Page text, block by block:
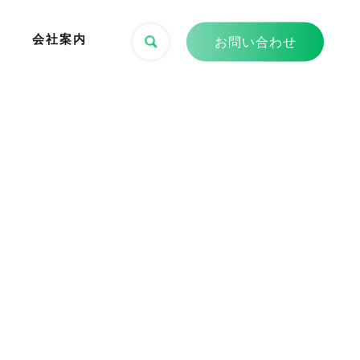
会社案内 お問い合わせ